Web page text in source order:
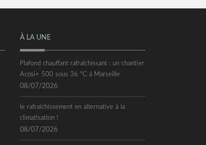
À LA UNE
Plafond chauffant rafraîchissant : un chantier
Acosi+ 500 sous 36 °C à Marseille
08/07/2026
le rafraîchissement en alternative à la
climatisation !
08/07/2026